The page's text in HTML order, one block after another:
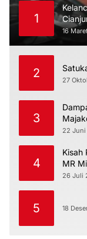
1
16
2 27
3
22
4
Kisah
MR
Diri
26 Juli
5 18